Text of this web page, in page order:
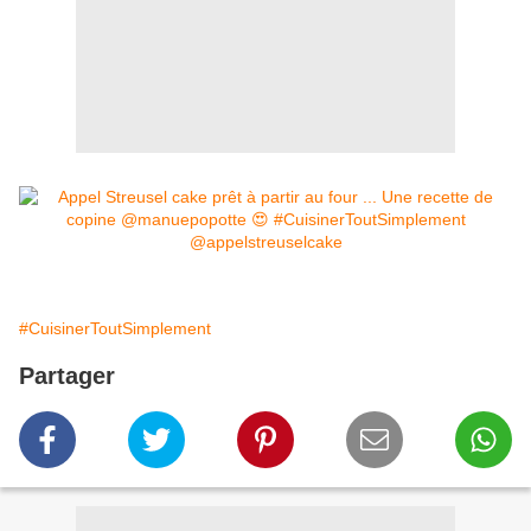
#CuisinerToutSimplement
Partager